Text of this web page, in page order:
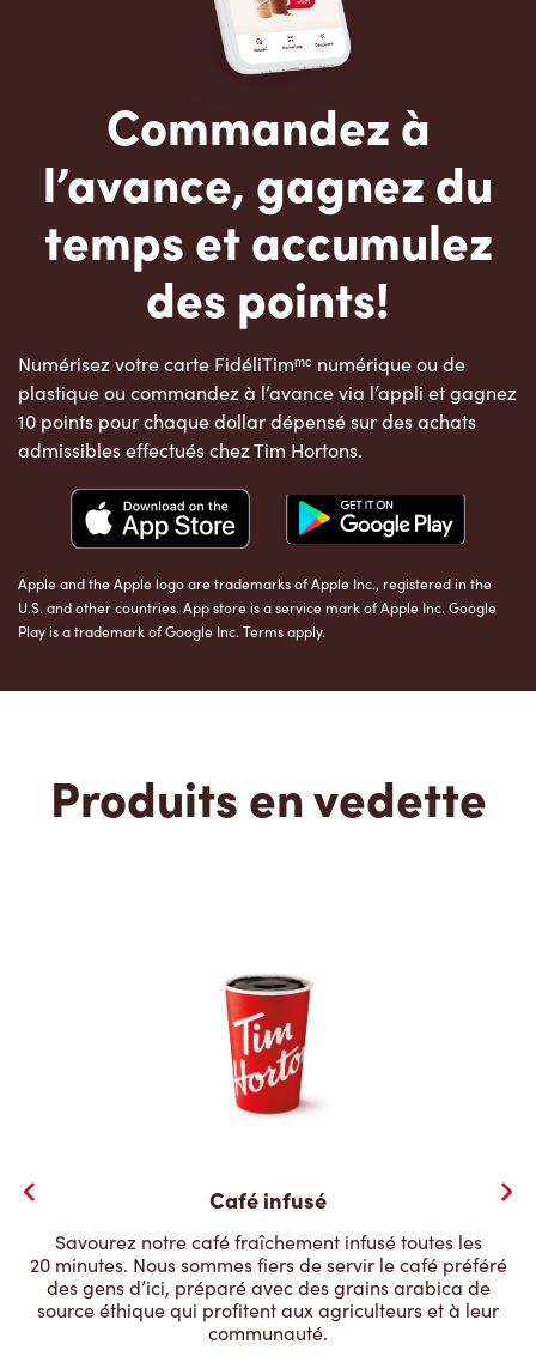
Commandez à
l’avance, gagnez du
temps et accumulez
des points!
Numérisez votre carte FidéliTimᵐᶜ numérique ou de
plastique ou commandez à l’avance via l’appli et gagnez
10 points pour chaque dollar dépensé sur des achats
admissibles effectués chez Tim Hortons.
Apple and the Apple logo are trademarks of Apple Inc., registered in the
U.S. and other countries. App store is a service mark of Apple Inc. Google
Play is a trademark of Google Inc. Terms apply.
Produits en vedette
Café infusé
Savourez notre café fraîchement infusé toutes les
20 minutes. Nous sommes fiers de servir le café préféré
des gens d’ici, préparé avec des grains arabica de
source éthique qui profitent aux agriculteurs et à leur
communauté.